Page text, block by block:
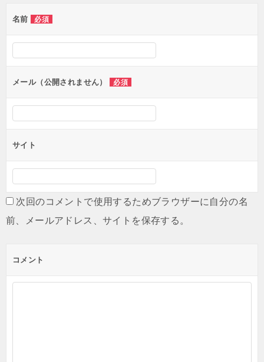
ー
シ
ョ
ン
名前 必須
メール（公開されません） 必須
サイト
次回のコメントで使用するためブラウザーに自分の名
前、メールアドレス、サイトを保存する。
コメント